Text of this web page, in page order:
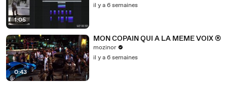
1:05
il y a 6 semaines
0:43
MON COPAIN QUI A LA MEME VOIX ®
mozinor
il y a 6 semaines